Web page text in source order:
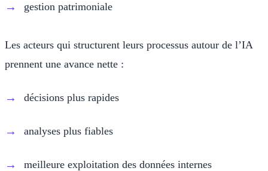
gestion patrimoniale
Les acteurs qui structurent leurs processus autour de l’IA
prennent une avance nette :
décisions plus rapides
analyses plus fiables
meilleure exploitation des données internes